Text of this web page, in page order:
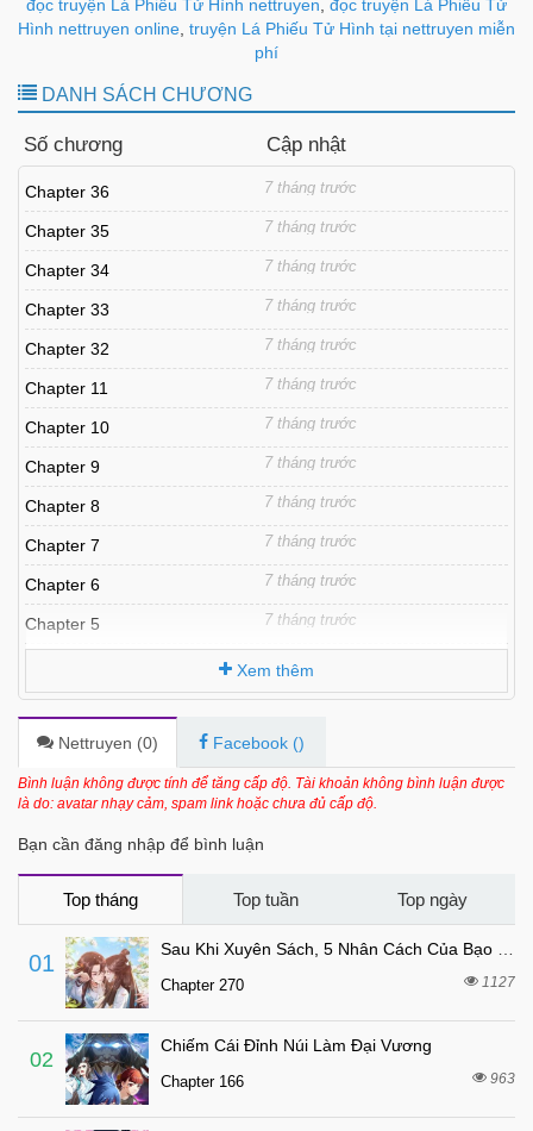
đọc truyện Lá Phiếu Tử Hình nettruyen đọc truyện Lá Phiếu Tử
Hình nettruyen online truyện Lá Phiếu Tử Hình tại nettruyen miễn
phí
DANH SÁCH CHƯƠNG
Số chương Cập nhật
Chapter 36 7 tháng trước
Chapter 35 7 tháng trước
Chapter 34 7 tháng trước
Chapter 33 7 tháng trước
Chapter 32 7 tháng trước
Chapter 11 7 tháng trước
Chapter 10 7 tháng trước
Chapter 9 7 tháng trước
Chapter 8 7 tháng trước
Chapter 7 7 tháng trước
Chapter 6 7 tháng trước
Chapter 5 7 tháng trước
Chapter 3 7 tháng trước
Chapter 2 7 tháng trước
Chapter 1 7 tháng trước
Xem thêm
Nettruyen (0) Facebook ()
Bình luận không được tính để tăng cấp độ. Tài khoản không bình luận được
là do: avatar nhạy cảm, spam link hoặc chưa đủ cấp độ.
Bạn cần đăng nhập để bình luận
Top tháng Top tuần Top ngày
01
Chapter 270 1127
02
Chiếm Cái Đỉnh Núi Làm Đại Vương
Chapter 166 963